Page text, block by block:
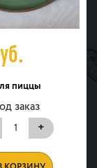
пиццы
заказ
+